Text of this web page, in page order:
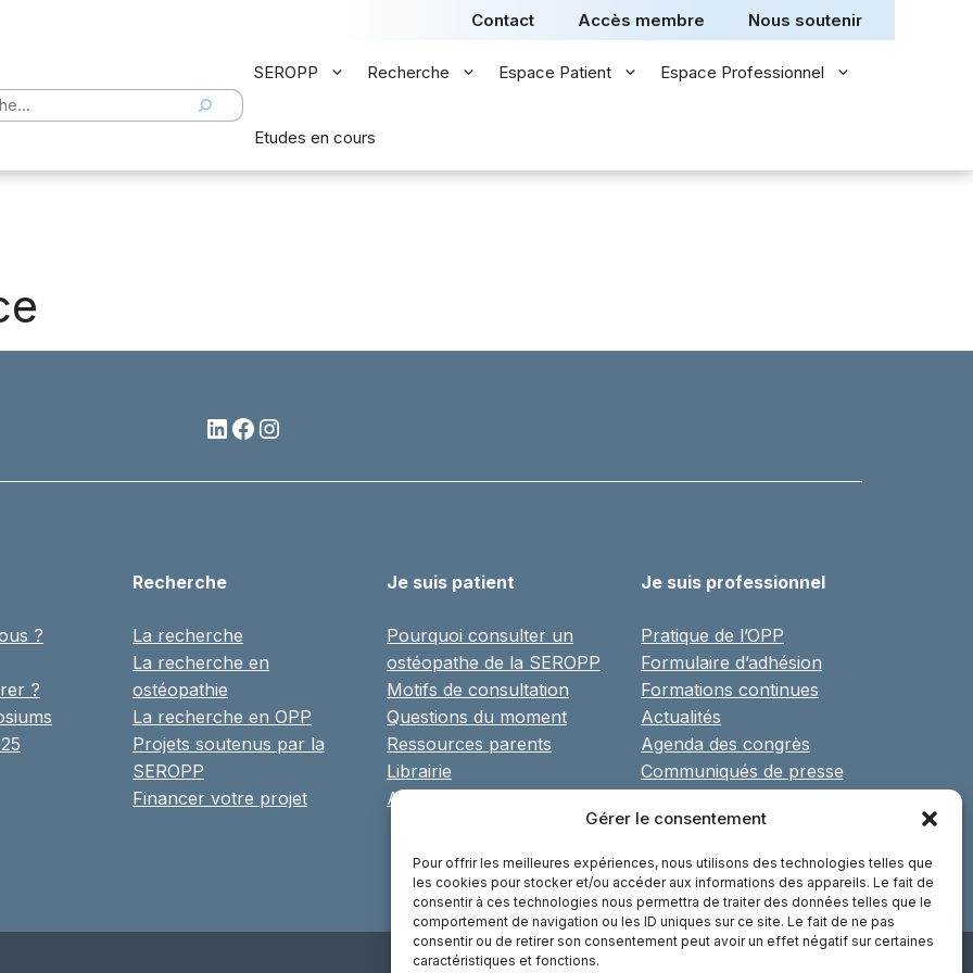
Gérer le consentement
Pour offrir les meilleures expériences, nous utilisons des technologies telles que
les cookies pour stocker et/ou accéder aux informations des appareils. Le fait de
consentir à ces technologies nous permettra de traiter des données telles que le
comportement de navigation ou les ID uniques sur ce site. Le fait de ne pas
consentir ou de retirer son consentement peut avoir un effet négatif sur certaines
caractéristiques et fonctions.
Contact Accès membre Nous soutenir
SEROPP Recherche Espace Patient Espace Professionnel
Etudes en cours
LinkedIn
Facebook
Instagram
?
?
Recherche
La recherche
La recherche en
ostéopathie
La recherche en OPP
Projets soutenus par la
SEROPP
Financer votre projet
Je suis patient
Pourquoi consulter un
ostéopathe de la SEROPP
Motifs de consultation
Questions du moment
Ressources parents
Librairie
Annuaire
Je suis professionnel
Pratique de l’OPP
Formulaire d’adhésion
Formations continues
Actualités
Agenda des congrès
Communiqués de presse
partenaires
Librairie